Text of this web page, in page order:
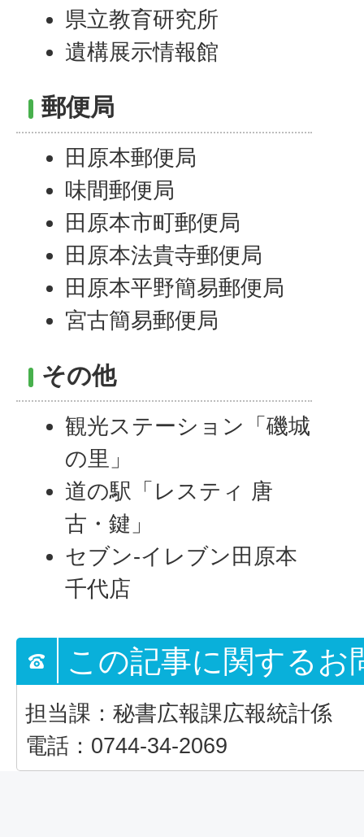
県立教育研究所
遺構展示情報館
郵便局
田原本郵便局
味間郵便局
田原本市町郵便局
田原本法貴寺郵便局
田原本平野簡易郵便局
宮古簡易郵便局
その他
観光ステーション「磯城
の里」
道の駅「レスティ 唐
古・鍵」
セブン-イレブン田原本
千代店
この記事に関するお
担当課：秘書広報課広報統計係
電話：0744-34-2069